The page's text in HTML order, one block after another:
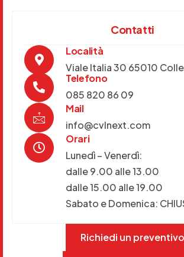
Contatti
Località
Viale Italia 30 65010
Telefono
085 820 86 09
Mail
info@cvlnext.com
Orari
Lunedì – Venerdì:
dalle 9.00 alle 13.00
dalle 15.00 alle 19.00
Sabato e Domenica:
Richiedi un preventivo